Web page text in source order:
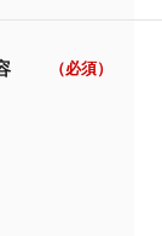
（必須）